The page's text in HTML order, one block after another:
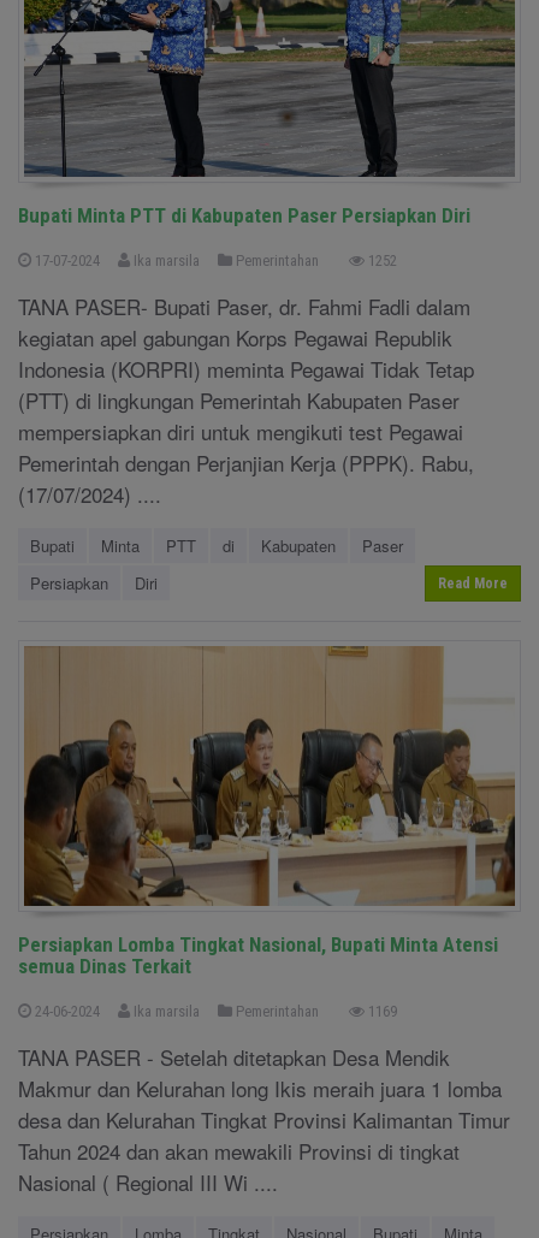
Bupati Minta PTT di Kabupaten Paser Persiapkan Diri
17-07-2024 Ika marsila Pemerintahan 1252
TANA PASER- Bupati Paser, dr. Fahmi Fadli dalam
kegiatan apel gabungan Korps Pegawai Republik
Indonesia (KORPRI) meminta Pegawai Tidak Tetap
(PTT) di lingkungan Pemerintah Kabupaten Paser
mempersiapkan diri untuk mengikuti test Pegawai
Pemerintah dengan Perjanjian Kerja (PPPK). Rabu,
(17/07/2024) ....
Bupati Minta PTT di Kabupaten
Paser
Persiapkan
Diri Read More
Persiapkan Lomba Tingkat Nasional, Bupati Minta Atensi
semua Dinas Terkait
24-06-2024 Ika marsila Pemerintahan 1169
TANA PASER - Setelah ditetapkan Desa Mendik
Makmur dan Kelurahan long Ikis meraih juara 1 lomba
desa dan Kelurahan Tingkat Provinsi Kalimantan Timur
Tahun 2024 dan akan mewakili Provinsi di tingkat
Nasional ( Regional III Wi ....